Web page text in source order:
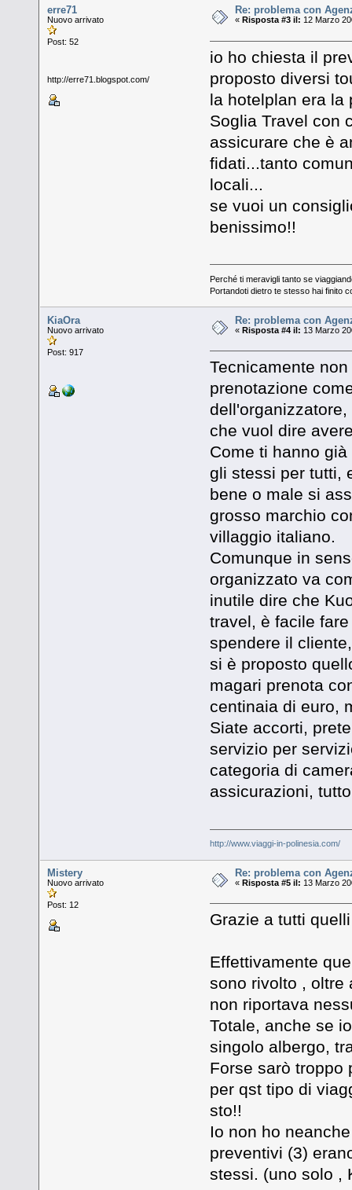
erre71
Nuovo arrivato
Post: 52
http://erre71.blogspot.com/
Re: problema con
« Risposta #3 il: 12 Marzo
io ho chiesta il
proposto diversi
la hotelplan era la
Soglia Travel con
assicurare che è
fidati...tanto
locali...
se vuoi un
benissimo!!
Perché ti meravigli tanto se
Portandoti dietro te stesso hai finito
KiaOra
Nuovo arrivato
Post: 917
Re: problema con
«Risposta #4 il: 13 Marzo
Tecnicamente
prenotazione
che vuol dire
Come ti hanno
gli stessi per tutti,
bene o male si
grosso marchio
villaggio italiano.
Comunque in
organizzato va
inutile dire che
travel, è facile
spendere il
si è proposto
magari prenota
centinaia di euro,
Siate accorti,
servizio per
categoria di
assicurazioni,
http://www.viaggi-in-polinesia.com/
Mistery
Nuovo arrivato
Post: 12
Re: problema con
«Risposta #5 il: 13 Marzo
Grazie a tutti
Effettivamente
sono rivolto , oltre
non riportava
Totale, anche se
singolo albergo,
Forse sarò troppo
per qst tipo di
sto!!
Io non ho
preventivi (3)
stessi. (uno solo ,